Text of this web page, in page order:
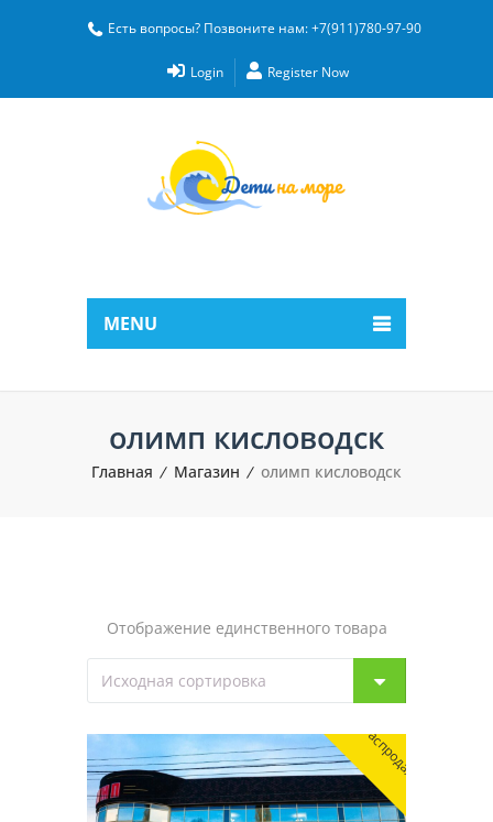
Есть вопросы? Позвоните нам: +7(911)780-97-90
Login Register Now
MENU
олимп кисловодск
Главная Магазин олимп кисловодск
Отображение единственного товара
Распродажа